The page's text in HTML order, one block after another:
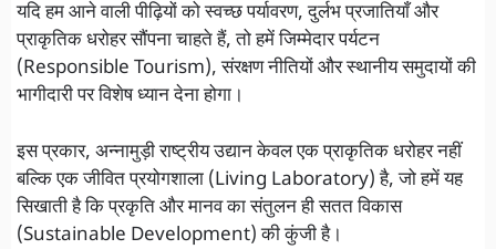
यदि हम आने वाली पीढ़ियों को स्वच्छ पर्यावरण, दुर्लभ प्रजातियाँ और
प्राकृतिक धरोहर सौंपना चाहते हैं, तो हमें जिम्मेदार पर्यटन
(Responsible Tourism), संरक्षण नीतियों और स्थानीय समुदायों की
भागीदारी पर विशेष ध्यान देना होगा।
इस प्रकार, अन्नामुड़ी राष्ट्रीय उद्यान केवल एक प्राकृतिक धरोहर नहीं
बल्कि एक जीवित प्रयोगशाला (Living Laboratory) है, जो हमें यह
सिखाती है कि प्रकृति और मानव का संतुलन ही सतत विकास
(Sustainable Development) की कुंजी है।